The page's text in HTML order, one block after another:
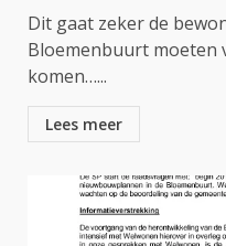
Dit gaat zeker de
Bloemenbuurt moeten
komen…...
Lees meer